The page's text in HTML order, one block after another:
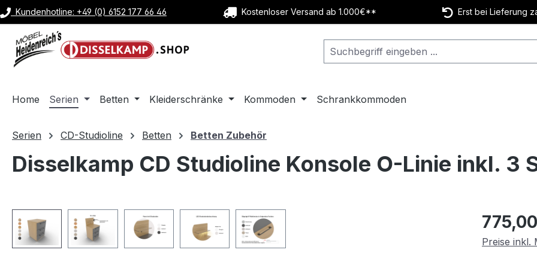
Hauptinhalt springen
Zur Suche springen
Zur Hauptnavigation springen
Kundenhotline: +49 (0) 6152 177 66 46 Kostenloser Versand ab 1.000€** Erst bei Lieferung
Home Serien Betten Kleiderschränke Kommoden Schrankkommoden
Serien CD-Studioline Betten Betten Zubehör
Disselkamp CD Studioline Konsole O-Linie inkl. 3
Bildergalerie überspringen Regulärer
Preise inkl.